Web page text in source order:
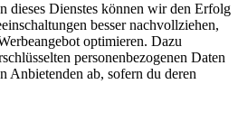
dieses Dienstes können wir den Erfolg
besser nachvollziehen,
optimieren. Dazu
personenbezogenen Daten
Anbietenden ab, sofern du deren